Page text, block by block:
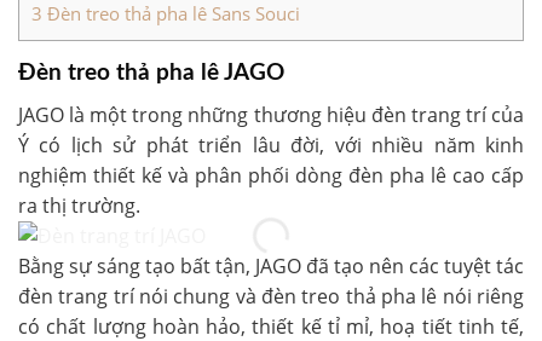
3 Đèn treo thả pha lê Sans Souci
Đèn treo thả pha lê JAGO
JAGO là một trong những thương hiệu đèn trang trí của
Ý có lịch sử phát triển lâu đời, với nhiều năm kinh
nghiệm thiết kế và phân phối dòng đèn pha lê cao cấp
ra thị trường.
Bằng sự sáng tạo bất tận, JAGO đã tạo nên các tuyệt tác
đèn trang trí nói chung và đèn treo thả pha lê nói riêng
có chất lượng hoàn hảo, thiết kế tỉ mỉ, hoạ tiết tinh tế,